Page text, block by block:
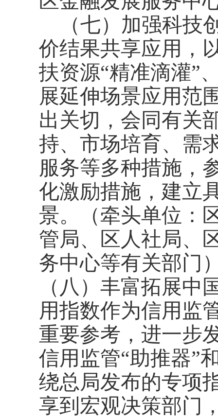
（七）加强科
价结果共享应用，
扶资源“精准滴灌”
展延伸场景应用范
出关切，会同有关
持、市场培育、需
服务等多种措施，
化激励措施，建立
景。（牵头单位：
管局、区人社局、
务中心等有关部门
（八）丰富拓展中
用指数作为信用监
重要参考，进一步
信用监管“助推器”
绕总局发布的专项
享到宏观决策部门